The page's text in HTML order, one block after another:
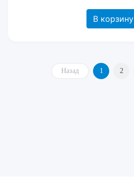
В корзину
Назад 1 2